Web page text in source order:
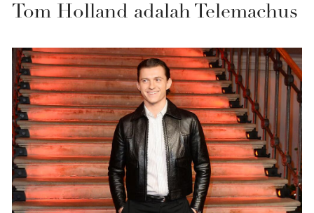
Tom Holland adalah Telemachus